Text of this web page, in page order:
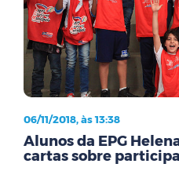
06/11/2018, às 13:38
Alunos da EPG
cartas sobre